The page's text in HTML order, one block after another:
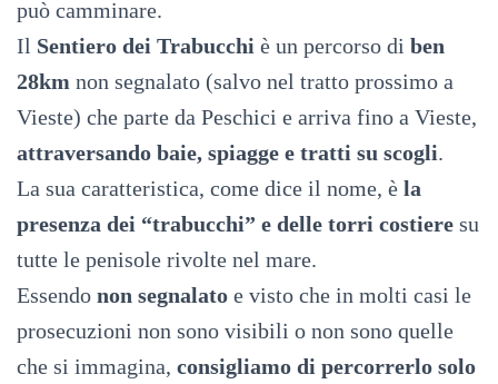
può camminare.
Il Sentiero dei Trabucchi è un percorso di ben
28km non segnalato (salvo nel tratto prossimo a
Vieste) che parte da Peschici e arriva fino a Vieste,
attraversando baie, spiagge e tratti su scogli.
La sua caratteristica, come dice il nome, è la
presenza dei “trabucchi” e delle torri costiere su
tutte le penisole rivolte nel mare.
Essendo non segnalato e visto che in molti casi le
prosecuzioni non sono visibili o non sono quelle
che si immagina, consigliamo di percorrerlo solo